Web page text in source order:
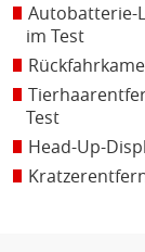
Autobatterie-
im Test
Test
Head-Up-